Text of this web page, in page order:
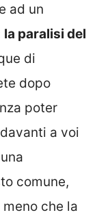
ad un
la paralisi del
di
dopo
poter
a voi
comune,
che la